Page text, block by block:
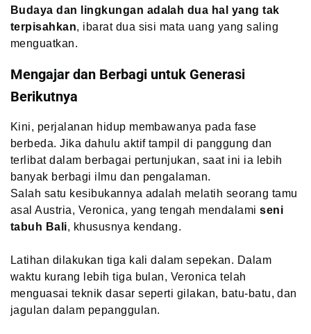
Budaya dan lingkungan adalah dua hal yang tak
terpisahkan, ibarat dua sisi mata uang yang saling
menguatkan.
Mengajar dan Berbagi untuk Generasi
Berikutnya
Kini, perjalanan hidup membawanya pada fase
berbeda. Jika dahulu aktif tampil di panggung dan
terlibat dalam berbagai pertunjukan, saat ini ia lebih
banyak berbagi ilmu dan pengalaman.
Salah satu kesibukannya adalah melatih seorang tamu
asal Austria, Veronica, yang tengah mendalamiseni
tabuh Bali, khususnya kendang.
Latihan dilakukan tiga kali dalam sepekan. Dalam
waktu kurang lebih tiga bulan, Veronica telah
menguasai teknik dasar seperti gilakan, batu-batu, dan
jagulan dalam pepanggulan.